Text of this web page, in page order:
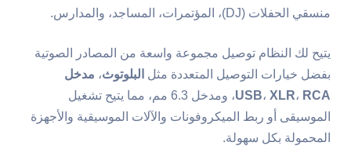
منسقي الحفلات (DJ)، المؤتمرات، المساجد، والمدارس.
يتيح لك النظام توصيل مجموعة واسعة من المصادر الصوتية
بفضل خيارات التوصيل المتعددة مثل البلوتوث، مدخل
USB، XLR، RCA
، ومدخل 6.3 مم، مما يتيح تشغيل
الموسيقى أو ربط الميكروفونات والآلات الموسيقية والأجهزة
المحمولة بكل سهولة.